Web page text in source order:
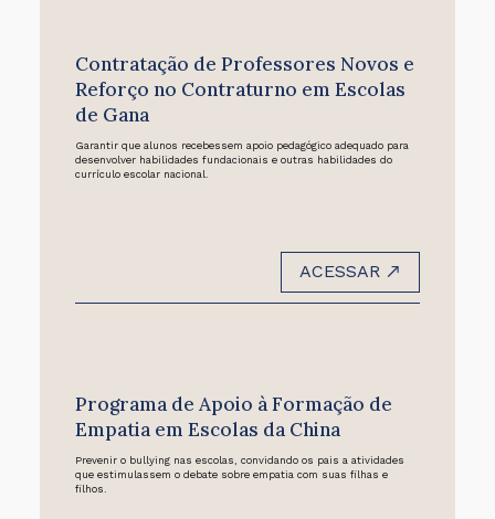
Contratação de Professores Novos e
Reforço no Contraturno em Escolas
de Gana
Garantir que alunos recebessem apoio pedagógico adequado para
desenvolver habilidades fundacionais e outras habilidades do
currículo escolar nacional.
ACESSAR
Programa de Apoio à Formação de
Empatia em Escolas da China
Prevenir o bullying nas escolas, convidando os pais a atividades
que estimulassem o debate sobre empatia com suas filhas e
filhos.